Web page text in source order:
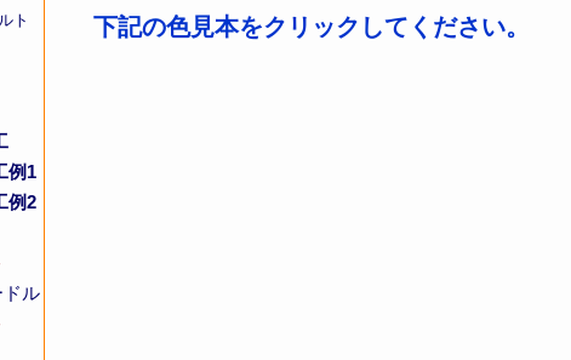
ト
例1
例2
ドル
下記の色見本をクリックしてください。